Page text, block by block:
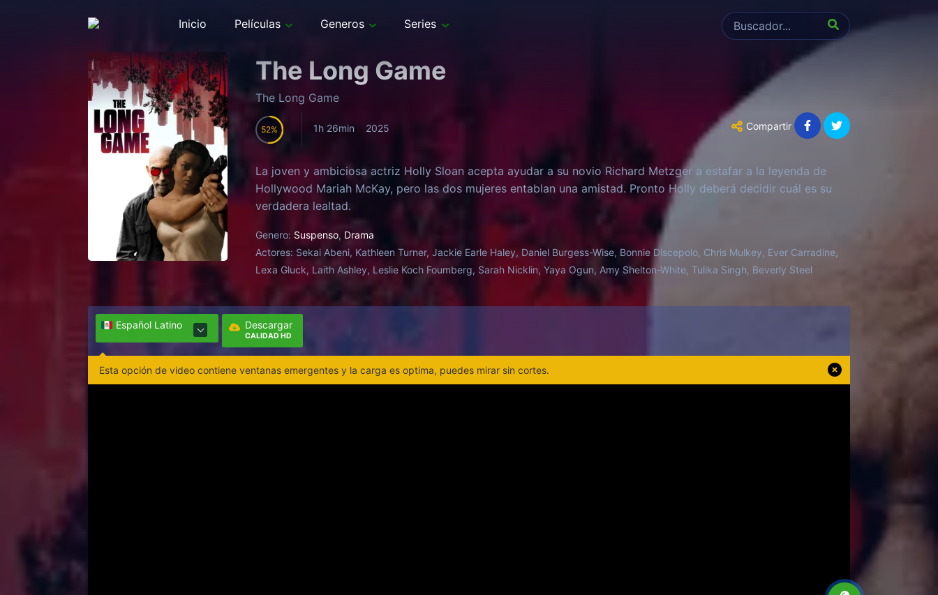
Inicio Películas Generos Series
The Long Game
The Long Game
52 1h 26min 2025 Compartir
La joven y ambiciosa actriz Holly Sloan acepta ayudar a su novio Richard Metzger a estafar a la leyenda de
Hollywood Mariah McKay, pero las dos mujeres entablan una amistad. Pronto Holly deberá decidir cuál es su
verdadera lealtad.
Genero: Suspenso, Drama
Actores: Sekai Abeni, Kathleen Turner, Jackie Earle Haley, Daniel Burgess-Wise, Bonnie Discepolo, Chris Mulkey, Ever Carradine,
Lexa Gluck, Laith Ashley, Leslie Koch Foumberg, Sarah Nicklin, Yaya Ogun, Amy Shelton-White, Tulika Singh, Beverly Steel
Español Latino Descargar
CALIDAD HD
Esta opción de video contiene ventanas emergentes y la carga es optima, puedes mirar sin cortes.